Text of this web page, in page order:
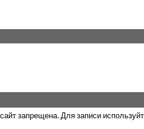
запрещена. Для записи